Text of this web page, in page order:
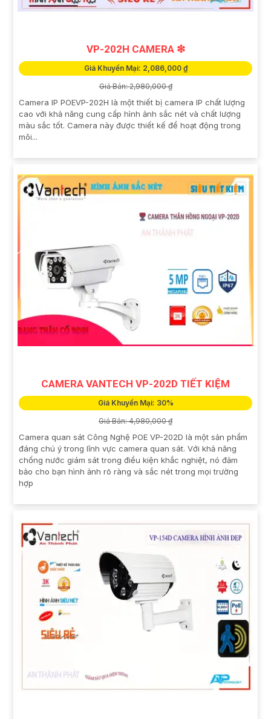
VP-202H CAMERA ❇
Giá Khuyến Mại: 2,086,000 ₫
Giá Bán: 2,980,000 ₫
Camera IP POEVP-202H là một thiết bị camera IP chất lượng
cao với khả năng cung cấp hình ảnh sắc nét và chất lượng
màu sắc tốt. Camera này được thiết kế để hoạt động trong
môi...
CAMERA VANTECH VP-202D TIẾT KIỆM
Giá Khuyến Mại: 30%
Giá Bán: 4,980,000 ₫
Camera quan sát Công Nghệ POE VP-202D là một sản phẩm
đáng chú ý trong lĩnh vực camera quan sát. Với khả năng
chống nước giám sát trong điều kiện khắc nghiệt, nó đảm
bảo cho bạn hình ảnh rõ ràng và sắc nét trong mọi trường
hợp